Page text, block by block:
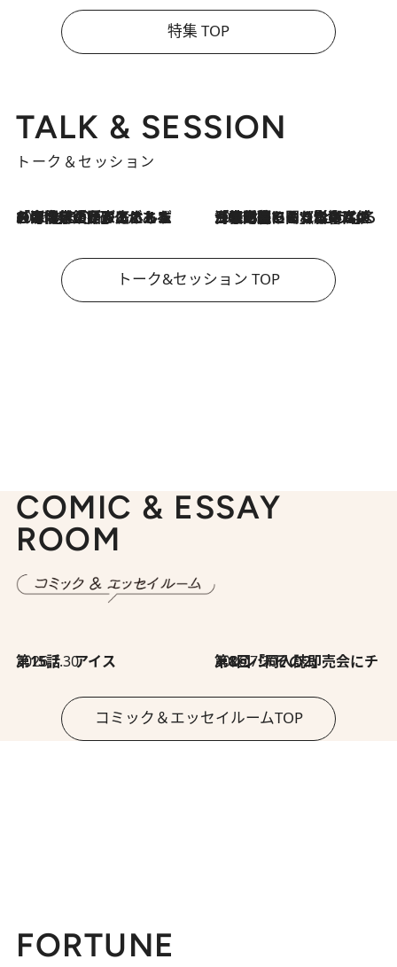
特集 TOP
TALK & SESSION
トーク＆セッション
2026.8.3
「今後値上げがあるとすれば…」「リスクがあるのは今年の冬」エネルギー専門家が語る、ホルムズ海峡封鎖が家庭にもたらす“ある心配” 2026.8.3
「住宅建てられない…」「サーチャージ料の高値が続いている」ホルムズ海峡封鎖による影響はいつまで続く？《エネルギー専門家に聞く“どうなる日本の暮らし”》
トーク&セッション TOP
COMIC & ESSAY
ROOM
2026.7.30
第15話 アイス 2026.7.30
第8回「同人誌即売会にチャレンジ その2」
コミック＆エッセイルームTOP
FORTUNE